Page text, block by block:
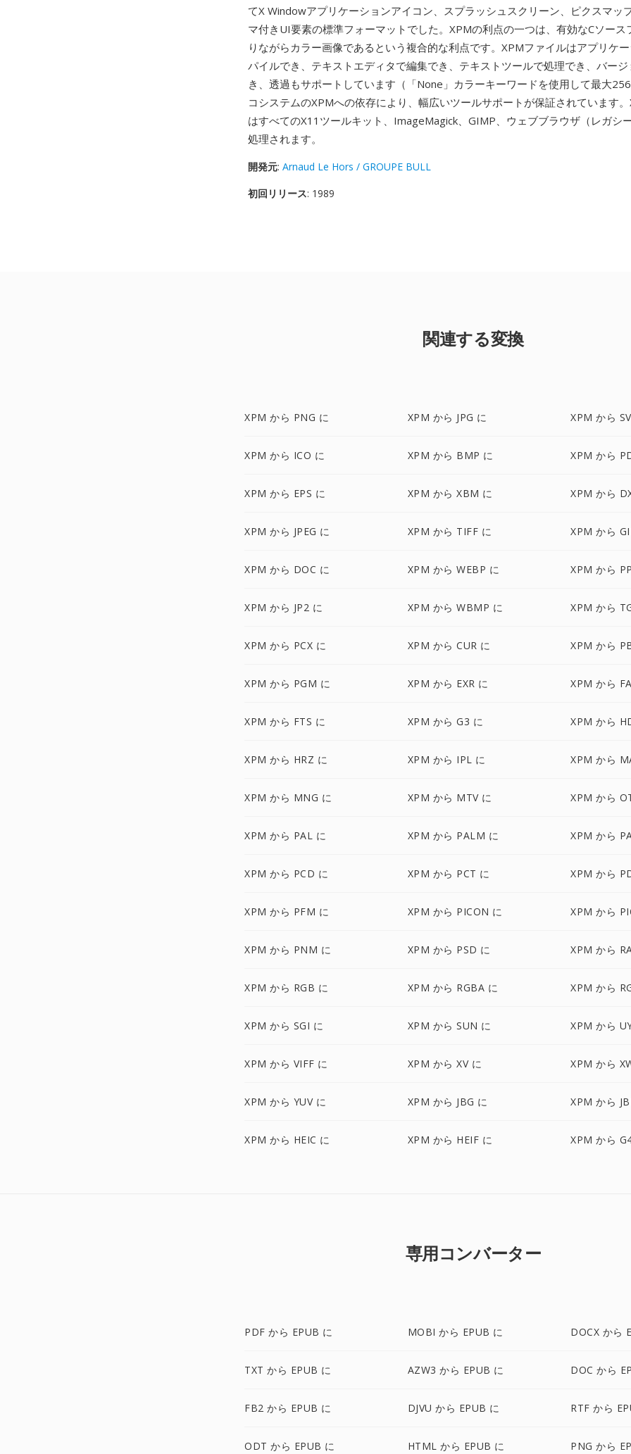
てX Windowアプリケーションアイコン、スプラッシュスクリーン、ピクスマッ
マ付きUI要素の標準フォーマットでした。XPMの利点の一つは、有効なCソース
りながらカラー画像であるという複合的な利点です。XPMファイルはアプリケ
パイルでき、テキストエディタで編集でき、テキストツールで処理でき、バー
き、透過もサポートしています（「None」カラーキーワードを使用して最大256
コシステムのXPMへの依存により、幅広いツールサポートが保証されています
はすべてのX11ツールキット、ImageMagick、GIMP、ウェブブラウザ（レガシ
処理されます。
開発元: Arnaud Le Hors / GROUPE BULL
初回リリース: 1989
関連する変換
XPM から PNG に XPM から JPG に XPM から
XPM から ICO に XPM から BMP に XPM から
XPM から EPS に XPM から XBM に XPM から
XPM から JPEG に XPM から TIFF に XPM から
XPM から DOC に XPM から WEBP に XPM から
XPM から JP2 に XPM から WBMP に XPM から
XPM から PCX に XPM から CUR に XPM から
XPM から PGM に XPM から EXR に XPM から
XPM から FTS に XPM から G3 に XPM から
XPM から HRZ に XPM から IPL に XPM から
XPM から MNG に XPM から MTV に XPM から
XPM から PAL に XPM から PALM に XPM から
XPM から PCD に XPM から PCT に XPM から
XPM から PFM に XPM から PICON に XPM から
XPM から PNM に XPM から PSD に XPM から
XPM から RGB に XPM から RGBA に XPM から
XPM から SGI に XPM から SUN に XPM から
XPM から VIFF に XPM から XV に XPM から
XPM から YUV に XPM から JBG に XPM から
XPM から HEIC に XPM から HEIF に XPM から
専用コンバーター
PDF から EPUB に MOBI から EPUB に DOCX から
TXT から EPUB に AZW3 から EPUB に DOC から
FB2 から EPUB に DJVU から EPUB に RTF から
ODT から EPUB に HTML から EPUB に PNG から